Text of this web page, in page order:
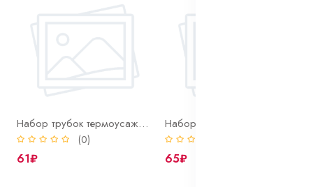
Набор трубок термоусаж. цветных 6/3, 10шт. по 100мм.
(0)
61₽ 65₽